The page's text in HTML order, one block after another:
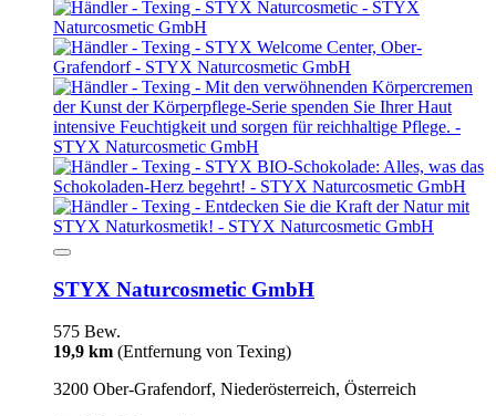
STYX Naturcosmetic GmbH
575 Bew.
19,9 km (Entfernung von Texing)
3200 Ober-Grafendorf, Niederösterreich, Österreich